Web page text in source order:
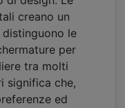
creano un
le
per
tra molti
significa che,
ed